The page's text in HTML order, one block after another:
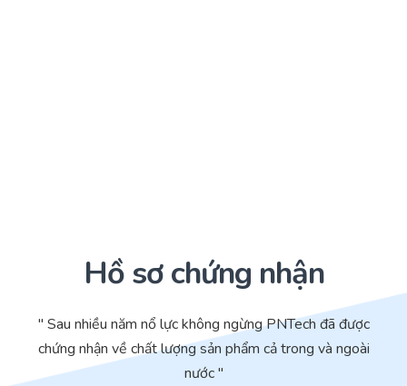
Hồ sơ chứng nhận
" Sau nhiều năm nổ lực không ngừng PNTech đã được
chứng nhận về chất lượng sản phẩm cả trong và ngoài
nước "